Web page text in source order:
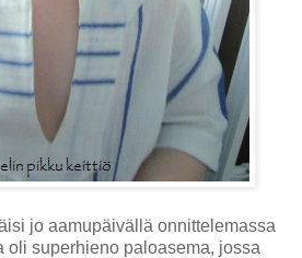
jo aamupäivällä onnittelemassa
oli superhieno paloasema, jossa